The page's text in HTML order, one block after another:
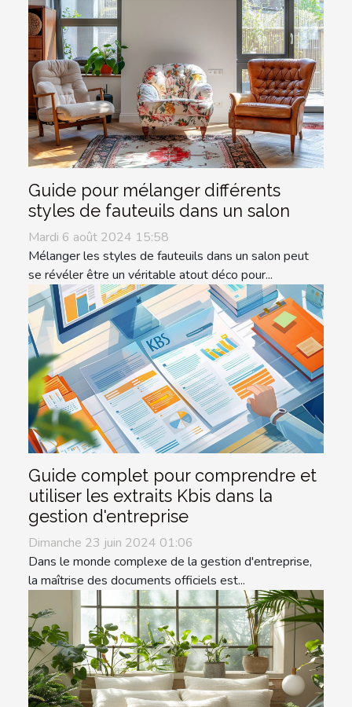
Guide pour mélanger différents
styles de fauteuils dans un salon
Mardi 6 août 2024 15:58
Mélanger les styles de fauteuils dans un salon peut
se révéler être un véritable atout déco pour...
Guide complet pour comprendre et
utiliser les extraits Kbis dans la
gestion d'entreprise
Dimanche 23 juin 2024 01:06
Dans le monde complexe de la gestion d'entreprise,
la maîtrise des documents officiels est...